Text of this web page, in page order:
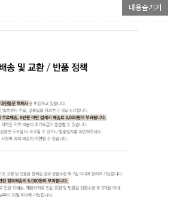
내용숨기기